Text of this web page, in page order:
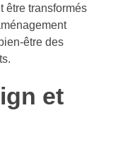
être transformés
être des
et